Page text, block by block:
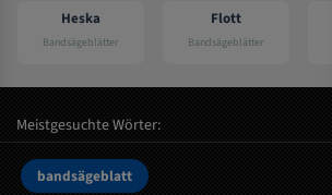
Heska
Bandsägeblätter
Flott
Bandsägeblätter
Meistgesuchte Wörter:
bandsägeblatt